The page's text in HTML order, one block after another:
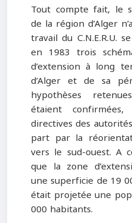
Tout compte fait, le
de la région d’Alger
travail du C.N.E.R.U.
en 1983 trois
d’extension à long
d’Alger et de sa
hypothèses
étaient
directives des
part par la
vers le sud-ouest. A
que la zone
une superficie de 19
était projetée une
000 habitants.